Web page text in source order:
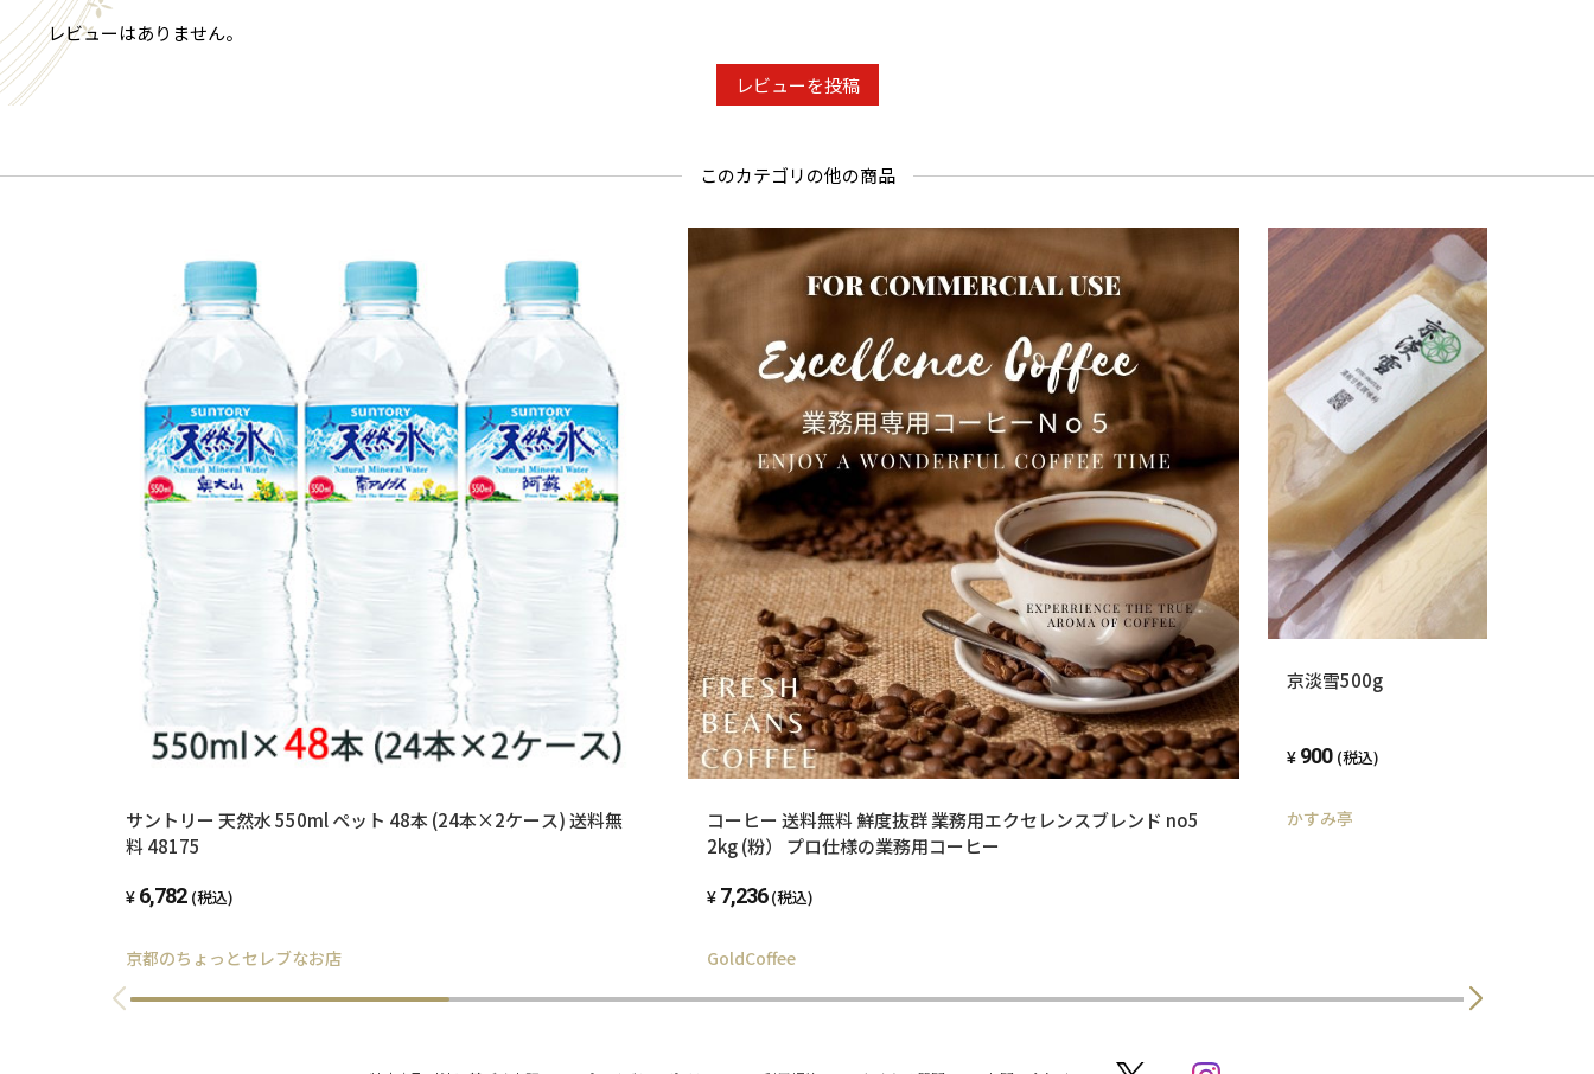
レビューはありません。
レビューを投稿
このカテゴリの他の商品
サントリー 天然水 550ml ペット 48本 (24本×2ケース) 送料無
料 48175
6,782 (税込)
京都のちょっとセレブなお店
コーヒー 送料無料 鮮度抜群 業務用エクセレンスブレンド no5
2kg (粉） プロ仕様の業務用コーヒー
7,236 (税込)
GoldCoffee
京淡雪500g
900 (税込)
かすみ亭